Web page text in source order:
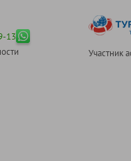
13
Участник